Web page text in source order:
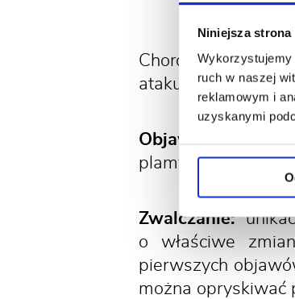
Niniejsza
Wykorzystujemy
ruch w naszej
reklamowym i
uzyskanymi
Chorobę
atakuje osłabione
Objawy:
na
plamy robią się
Zwalczanie:unikać
o właściwe
pierwszych
można opryskiwać